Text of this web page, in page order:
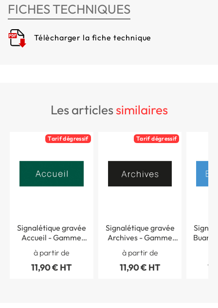
FICHES TECHNIQUES
Télècharger la fiche technique
les articlessimilaires
Tarif dégressif
Signalétique gravée
Accueil - Gamme
Couleur
à partir de
11,90 € HT
Tarif dégressif
Signalétique gravée
Archives - Gamme
Couleur
à partir de
11,90 € HT
Buanderie -